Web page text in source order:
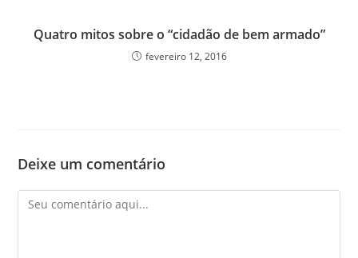
Quatro mitos sobre o “cidadão de bem armado”
fevereiro 12, 2016
Deixe um comentário